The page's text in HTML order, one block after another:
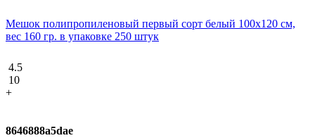
Мешок полипропиленовый первый сорт белый 100х120 см,
вес 160 гр. в упаковке 250 штук
4.5
10
+
8646888a5dae